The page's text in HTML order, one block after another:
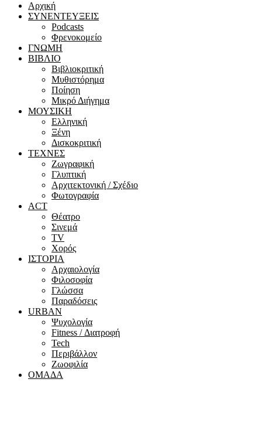
Αρχική
ΣΥΝΕΝΤΕΥΞΕΙΣ
Podcasts
Φρενοκομείο
ΓΝΩΜΗ
ΒΙΒΛΙΟ
Βιβλιοκριτική
Μυθιστόρημα
Ποίηση
Μικρό Διήγημα
ΜΟΥΣΙΚΗ
Ελληνική
Ξένη
Δισκοκριτική
ΤΕΧΝΕΣ
Ζωγραφική
Γλυπτική
Αρχιτεκτονική / Σχέδιο
Φωτογραφία
ACT
Θέατρο
Σινεμά
ΤV
Χορός
ΙΣΤΟΡΙΑ
Αρχαιολογία
Φιλοσοφία
Γλώσσα
Παραδόσεις
URBAN
Ψυχολογία
Fitness / Διατροφή
Tech
Περιβάλλον
Ζωοφιλία
ΟΜΑΔΑ